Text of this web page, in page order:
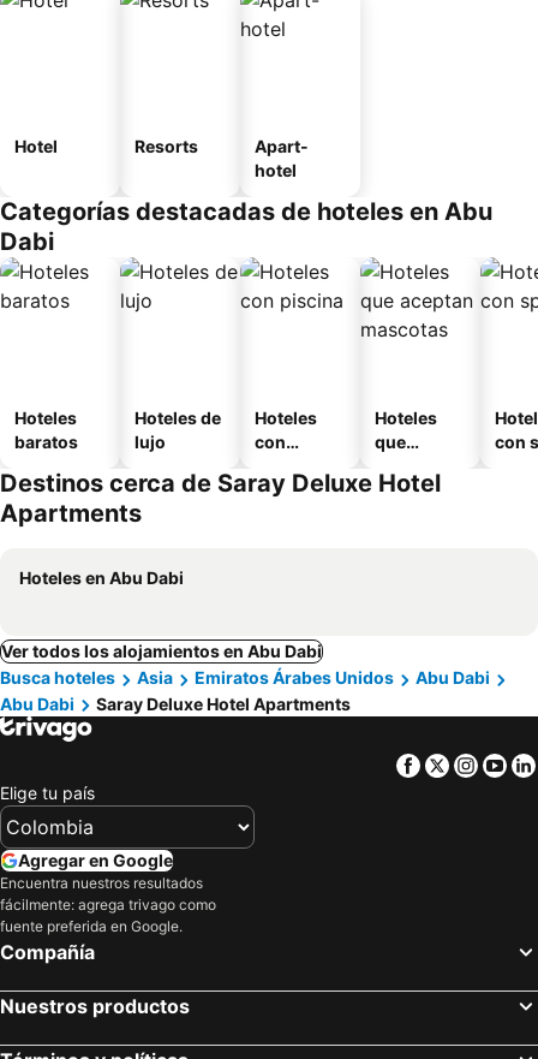
Hotel Resorts
Apart-
hotel
Categorías destacadas de hoteles en Abu
Dabi
Hoteles
baratos
Hoteles de
lujo
Hoteles
con
Hoteles
que
mascotas
con
Destinos cerca de Saray Deluxe Hotel
Apartments
Hoteles en Abu Dabi
Ver todos los alojamientos en Abu Dabi
Busca hoteles
Asia Emiratos Árabes Unidos
Abu Dabi
Abu Dabi
Saray Deluxe Hotel Apartments
Facebook
Twitter
Elige tu país
Agregar en Google
Encuentra nuestros resultados
fácilmente: agrega trivago como
fuente preferida en Google.
Compañía
Nuestros productos